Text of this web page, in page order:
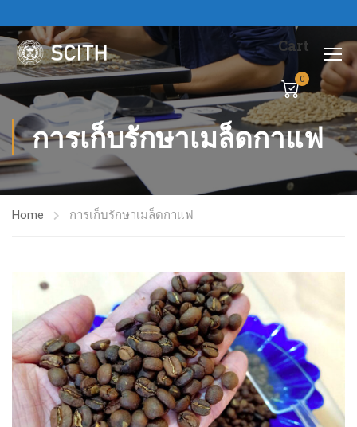
Cart
0
การเก็บรักษาเมล็ดกาแฟ
Home การเก็บรักษาเมล็ดกาแฟ